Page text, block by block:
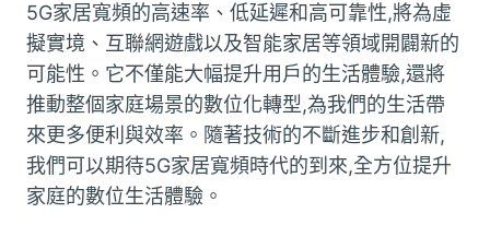
5G家居寬頻的高速率、低延遲和高可靠性,將為虛
擬實境、互聯網遊戲以及智能家居等領域開闢新的
可能性。它不僅能大幅提升用戶的生活體驗,還將
推動整個家庭場景的數位化轉型,為我們的生活帶
來更多便利與效率。隨著技術的不斷進步和創新,
我們可以期待5G家居寬頻時代的到來,全方位提升
家庭的數位生活體驗。